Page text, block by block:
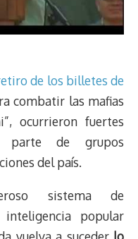
de los billetes de
combatir las mafias
ocurrieron fuertes
parte de grupos
del país.
sistema de
popular